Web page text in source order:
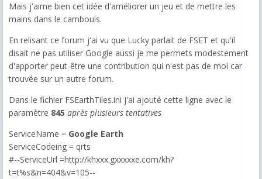
Mais j'aime bien cet idée d'améliorer un jeu et de mettre les
mains dans le cambouis.
En relisant ce forum j'ai vu que Lucky parlait de FSET et qu'il
disait ne pas utiliser Google aussi je me permets modestement
d'apporter peut-être une contribution qui n'est pas de moi car
trouvée sur un autre forum.
Dans le fichier FSEarthTiles.ini j'ai ajouté cette ligne avec le
paramètre 845 après plusieurs tentatives
ServiceName = Google Earth
ServiceCodeing = qrts
#--ServiceUrl =http://khxxx.gxxxxxe.com/kh?
t=t%s&n=404&v=105--